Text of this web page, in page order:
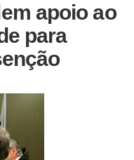
apoio ao
para